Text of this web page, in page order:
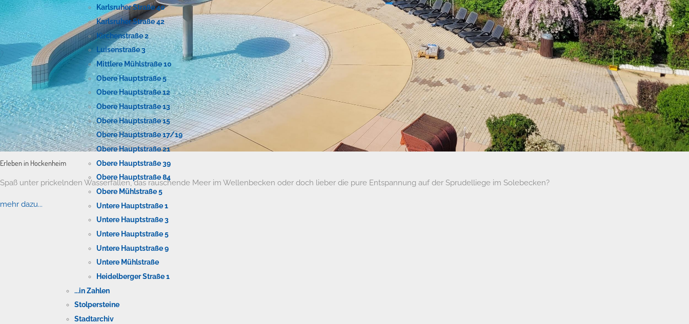
Erleben in Hockenheim
Spaß unter prickelnden Wasserfällen, das rauschende Meer im Wellenbecken oder doch lieber die pure Entspannung auf der Sprudelliege im Solebecken?
mehr dazu...
Karlsruher Straße 40
Karlsruher Straße 42
Kirchenstraße 2
Luisenstraße 3
Mittlere Mühlstraße 10
Obere Hauptstraße 5
Obere Hauptstraße 12
Obere Hauptstraße 13
Obere Hauptstraße 15
Obere Hauptstraße 17/19
Obere Hauptstraße 21
Obere Hauptstraße 39
Obere Hauptstraße 84
Obere Mühlstraße 5
Untere Hauptstraße 1
Untere Hauptstraße 3
Untere Hauptstraße 5
Untere Hauptstraße 9
Untere Mühlstraße
Heidelberger Straße 1
...in Zahlen
Stolpersteine
Stadtarchiv